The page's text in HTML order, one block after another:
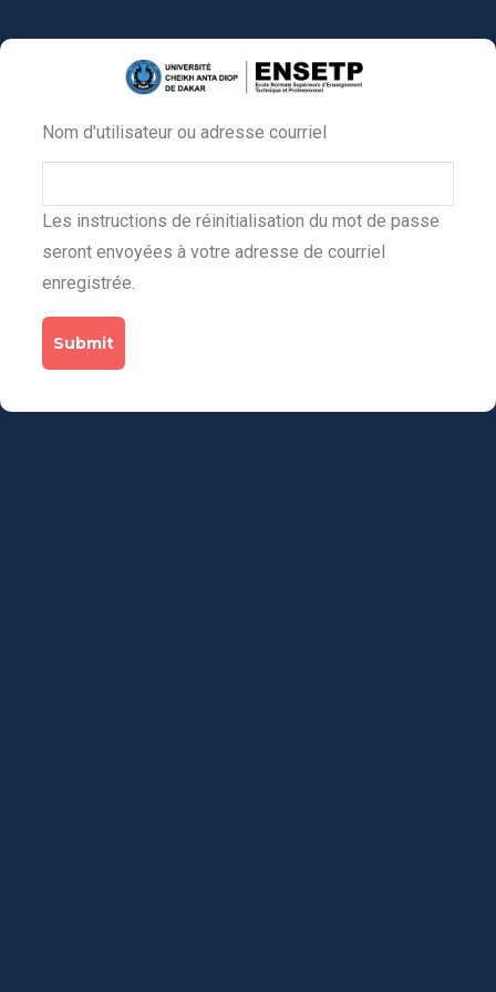
au
Primary
tabs
Nom d'utilisateur ou adresse courriel
Les instructions de réinitialisation du mot de passe
seront envoyées à votre adresse de courriel
enregistrée.